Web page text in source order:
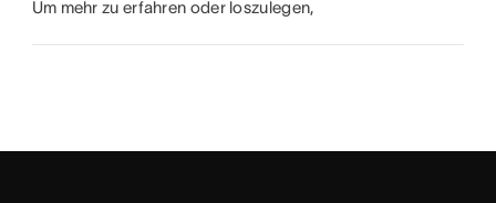
Um mehr zu erfahren oder loszulegen,